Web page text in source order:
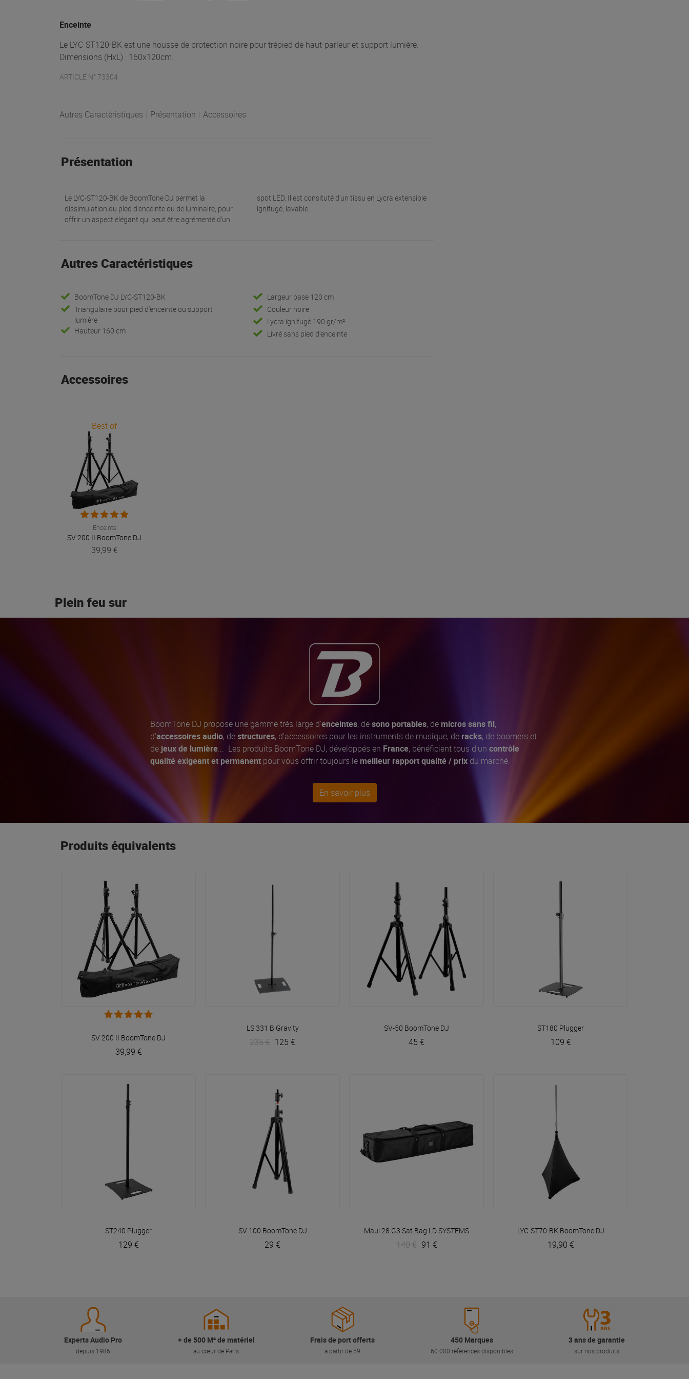
Enceinte
Le LYC-ST120-BK est une housse de protection noire pour trépied de haut-parleur et support lumière.
Dimensions (HxL) : 160x120cm.
ARTICLE N° 73304
Autres Caractéristiques Présentation Accessoires
Présentation
Le LYC-ST120-BK de BoomTone DJ permet la
dissimulation du pied d'enceinte ou de luminaire, pour
offrir un aspect élégant qui peut être agrémenté d'un
spot LED. Il est consituté d'un tissu en Lycra extensible
ignifugé, lavable.
Autres Caractéristiques
BoomTone DJ LYC-ST120-BK
Triangulaire pour pied d'enceinte ou support
lumière
Hauteur 160 cm
Largeur base 120 cm
Couleur noire
Lycra ignifugé 190 gr/m²
Livré sans pied d'enceinte
Accessoires
Best of
Enceinte
SV 200 II BoomTone DJ
39,99 €
Plein feu sur
BoomTone DJ propose une gamme très large d'enceintes, desono portables, de micros sans fil,
d'accessoires audio, destructures, d'accessoires pour les instruments de musique, de racks, de boomers et
de jeux de lumière... Les produits BoomTone DJ, développés en France, bénéficient tous d'un contrôle
qualité exigeant et permanentpour vous offrir toujours le meilleur rapport qualité / prixdu marché.
En savoir plus
Produits équivalents
SV 200 II BoomTone DJ
39,99 €
VOIR EN DÉTAIL
LS 331 B Gravity
235 € 125 €
VOIR EN DÉTAIL
SV-50 BoomTone DJ
45 €
VOIR EN DÉTAIL
ST180 Plugger
109 €
VOIR EN DÉTAIL
ST240 Plugger
129 €
VOIR EN DÉTAIL
SV 100 BoomTone DJ
29 €
VOIR EN DÉTAIL
Maui 28 G3 Sat Bag LD SYSTEMS
140 € 91 €
VOIR EN DÉTAIL
LYC-ST70-BK BoomTone DJ
19,90 €
Experts Audio Pro
depuis 1986
+ de 500 M² de matériel
au cœur de Paris
Frais de port offerts
à partir de 59
450 Marques
60 000 références disponibles
3 ans de garantie
sur nos produits